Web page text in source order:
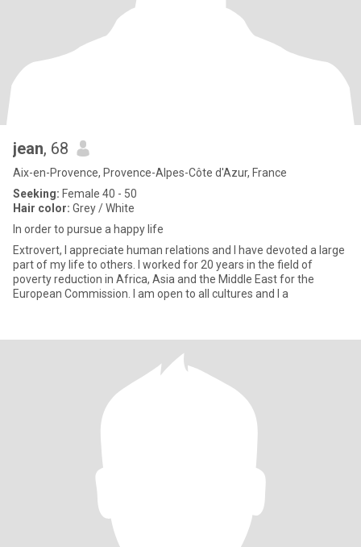
jean, 68
Aix-en-Provence, Provence-Alpes-Côte d'Azur, France
Seeking: Female 40 - 50
Hair color: Grey / White
In order to pursue a happy life
Extrovert, I appreciate human relations and I have devoted a large
part of my life to others. I worked for 20 years in the field of
poverty reduction in Africa, Asia and the Middle East for the
European Commission. I am open to all cultures and I a